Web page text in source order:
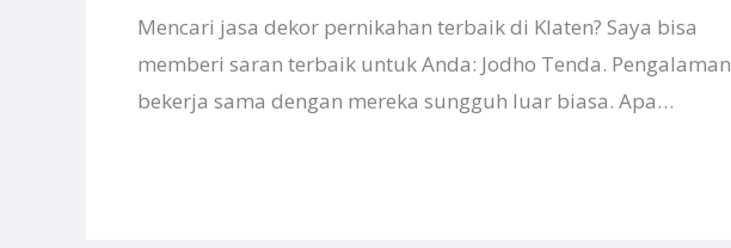
Mencari jasa dekor pernikahan terbaik di Klaten? Saya bisa
memberi saran terbaik untuk Anda: Jodho Tenda. Pengalaman
bekerja sama dengan mereka sungguh luar biasa. Apa…